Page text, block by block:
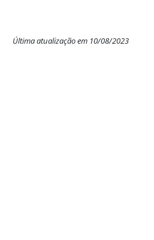
submenus)
Última atualização em 10/08/2023